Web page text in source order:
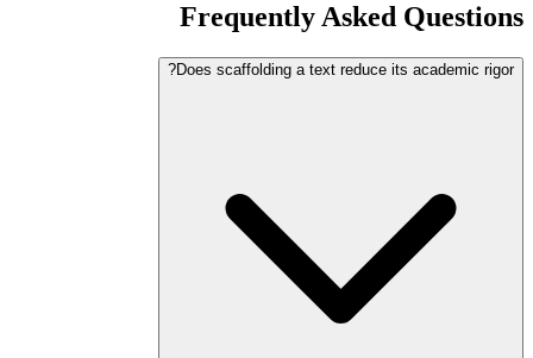
Frequently Asked Questions
Does scaffolding a text reduce its academic rigor?